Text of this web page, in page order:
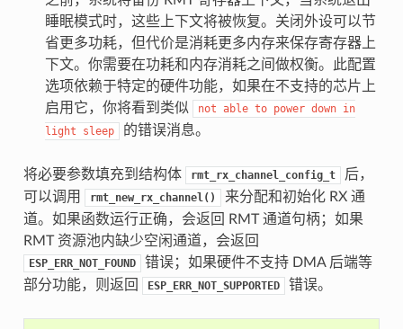
睡眠模式时，这些上下文将被恢复。关闭外设可以节
省更多功耗，但代价是消耗更多内存来保存寄存器上
下文。你需要在功耗和内存消耗之间做权衡。此配置
选项依赖于特定的硬件功能，如果在不支持的芯片上
启用它，你将看到类似
not able to power down in
light
sleep 的错误消息。
将必要参数填充到结构体 rmt_rx_channel_config_t
后，
可以调用
rmt_new_rx_channel()
来分配和初始化 RX 通
道。如果函数运行正确，会返回 RMT 通道句柄；如果
RMT 资源池内缺少空闲通道，会返回
ESP_ERR_NOT_FOUND
错误；如果硬件不支持 DMA 后端等
部分功能，则返回
ESP_ERR_NOT_SUPPORTED 错误。